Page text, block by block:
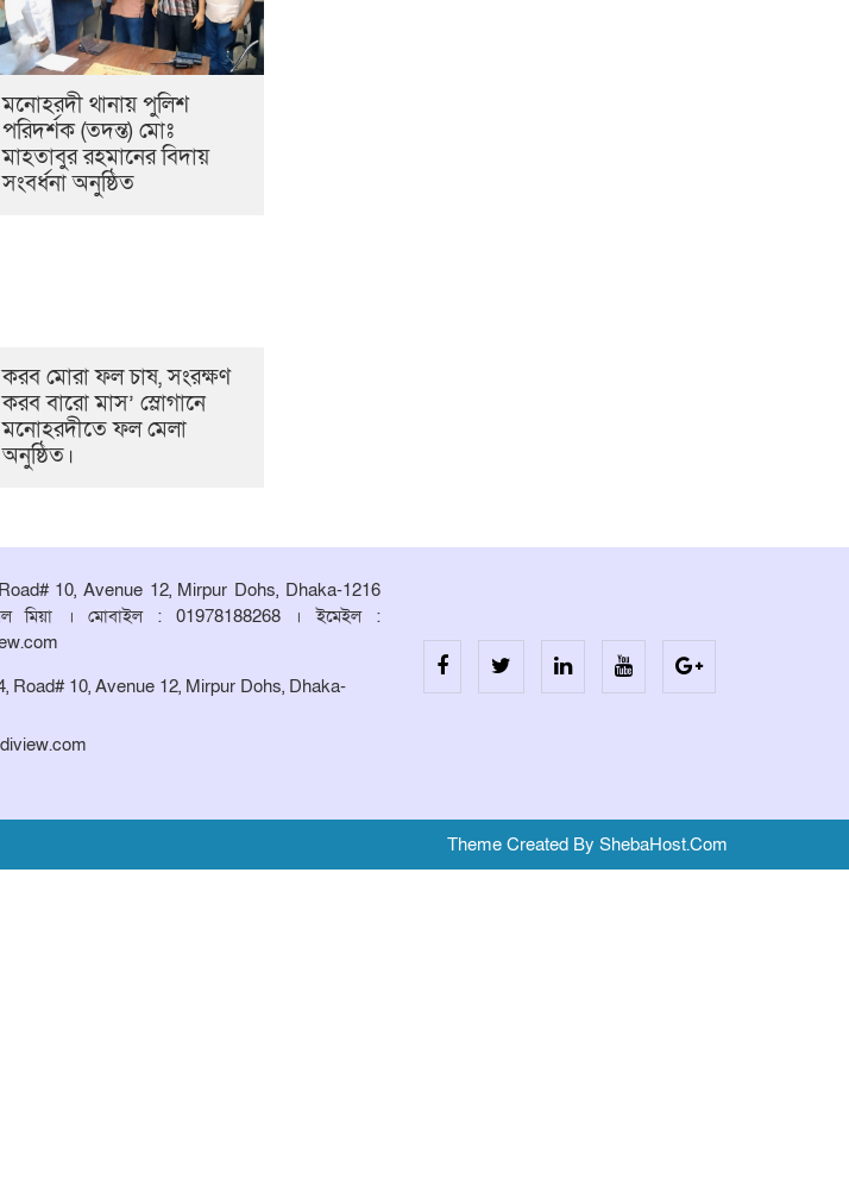
মনোহরদী থানায় পুলিশ
পরিদর্শক (তদন্ত) মোঃ
মাহতাবুর রহমানের বিদায়
সংবর্ধনা অনুষ্ঠিত
করব মোরা ফল চাষ, সংরক্ষণ
করব বারো মাস’ স্লোগানে
মনোহরদীতে ফল মেলা
অনুষ্ঠিত।
10, Avenue 12, Mirpur Dohs, Dhaka-1216
মিয়া । মোবাইল : 01978188268 । ইমেইল :
Road# 10, Avenue 12, Mirpur Dohs, Dhaka-
Theme Created By ShebaHost.Com